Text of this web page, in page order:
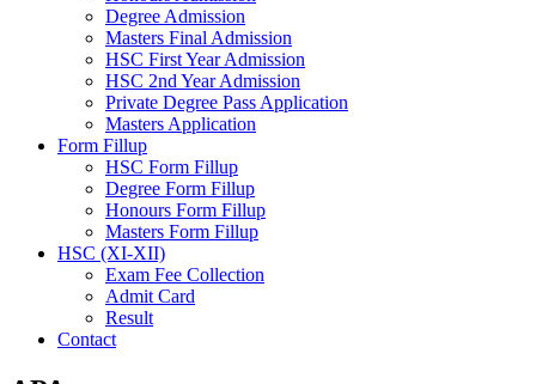
Degree Admission
Masters Final Admission
HSC First Year Admission
HSC 2nd Year Admission
Private Degree Pass Application
Masters Application
Form Fillup
HSC Form Fillup
Degree Form Fillup
Honours Form Fillup
Masters Form Fillup
HSC (XI-XII)
Exam Fee Collection
Admit Card
Result
Contact